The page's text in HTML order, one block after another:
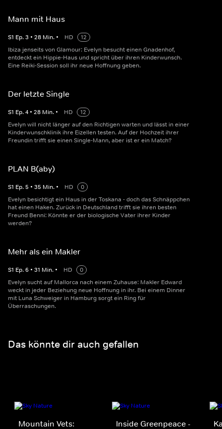
Mann mit Haus
S1 Ep.3 • 28 Min. • HD
12
Ibiza jenseits von Glamour: Evelyn besucht einen Gnadenhof,
entdeckt ein Hippie-Haus und spricht über ihren Kinderwunsch.
Eine Reiki-Session soll ihr neue Hoffnung geben.
Der letzte Single
S1 Ep.4 • 28 Min. • HD
12
Evelyn will nicht länger auf den Richtigen warten und lässt in einer
Kinderwunschklinik ihre Eizellen testen. Auf der Hochzeit ihrer
Freundin trifft sie einen Single-Mann, aber ist er ein Match?
PLAN B(aby)
S1 Ep.5 • 35 Min. • HD
0
Evelyn besichtigt ein Haus in der Toskana - doch das Schnäppchen
hat einen Haken. Zurück in Deutschland trifft sie ihren besten
Freund Benni: Könnte er der biologische Vater ihrer Kinder
werden?
Mehr als ein Makler
S1 Ep.6 • 31 Min. • HD
0
Evelyn sucht auf Mallorca nach einem Zuhause: Makler Edward
weckt in jeder Beziehung neue Hoffnung in ihr. Bei einem Dinner
mit Luna Schweiger in Hamburg sorgt ein Ring für
Überraschungen.
Das könnte dir auch gefallen
Mountain Vets:
Inside Greenpeace -